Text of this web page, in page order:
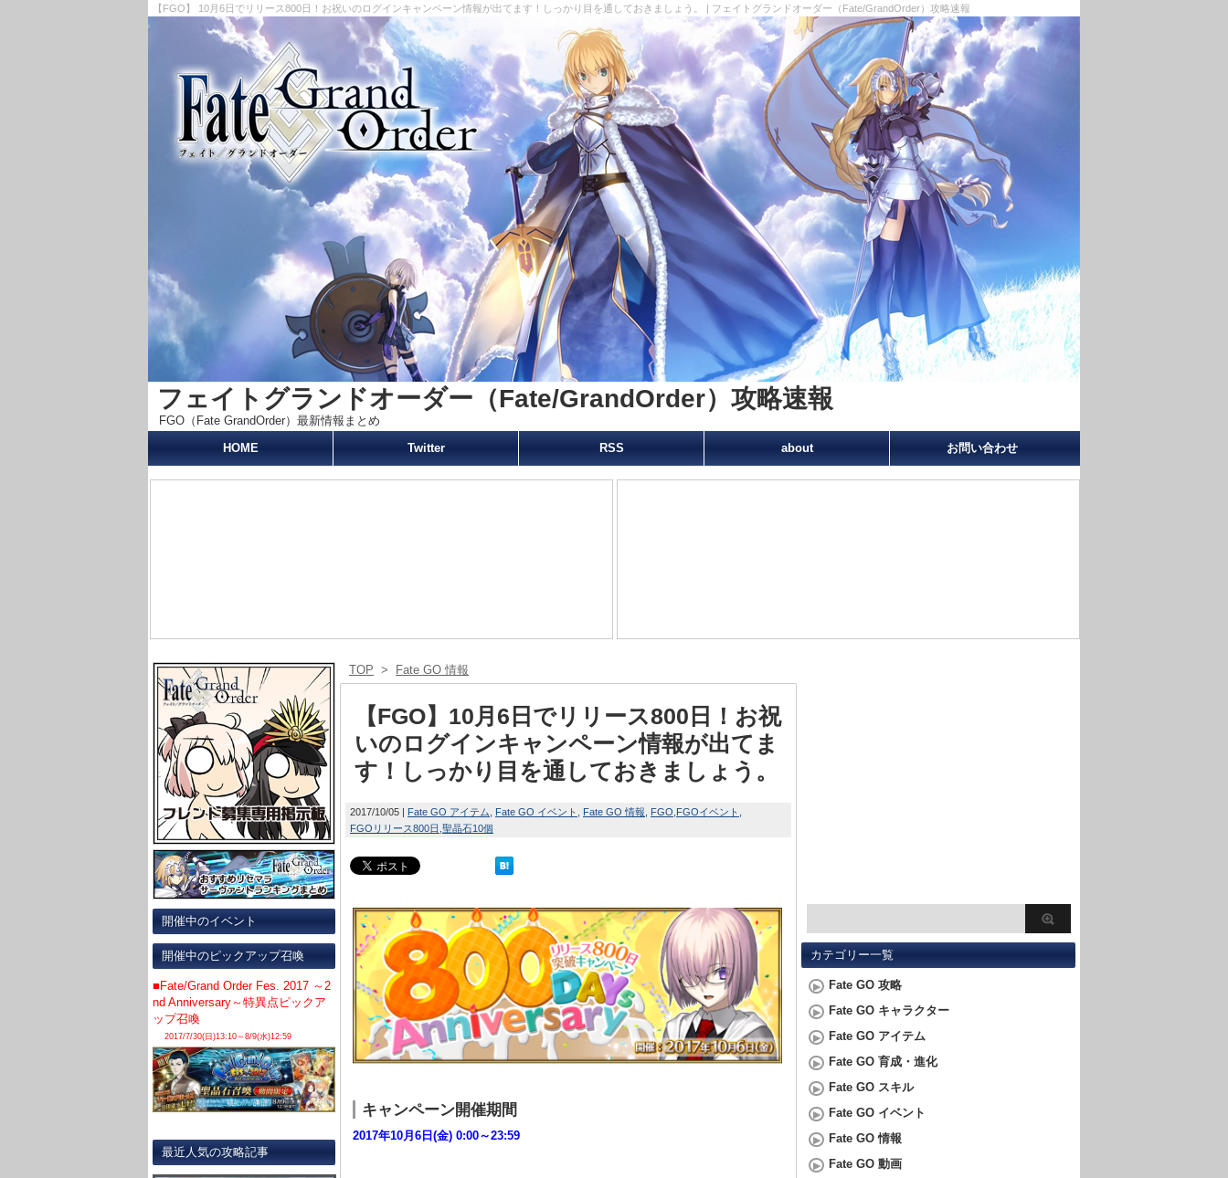
【FGO】 10月6日でリリース800日！お祝いのログインキャンペーン情報が出てます！しっかり目を通しておきましょう。 | フェイトグランドオーダー（Fate/GrandOrder）攻略速報
フェイトグランドオーダー（Fate/GrandOrder）攻略速報
FGO（Fate GrandOrder）最新情報まとめ
HOME
Twitter RSS about お問い合わせ
開催中のイベント
開催中のピックアップ召喚
■Fate/Grand Order Fes. 2017 ～2
nd Anniversary～特異点ピックア
ップ召喚
2017/7/30(日)13:10～8/9(水)12:59
最近人気の攻略記事
TOP > Fate GO 情報
【FGO】10月6日でリリース800日！お祝
いのログインキャンペーン情報が出てま
す！しっかり目を通しておきましょう。
2017/10/05 Fate GO アイテム Fate GO イベント Fate GO 情報 FGO FGOイベント
FGOリリース800日 聖晶石10個
キャンペーン開催期間
2017年10月6日(金) 0:00～23:59
カテゴリー一覧
Fate GO 攻略
Fate GO キャラクター
Fate GO アイテム
Fate GO 育成・進化
Fate GO スキル
Fate GO イベント
Fate GO 情報
Fate GO 動画